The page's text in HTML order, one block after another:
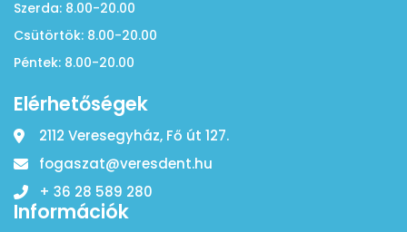
Szerda: 8.00-20.00
Csütörtök: 8.00-20.00
Péntek: 8.00-20.00
Elérhetőségek
2112 Veresegyház, Fő út 127.
fogaszat@veresdent.hu
+ 36 28 589 280
Információk